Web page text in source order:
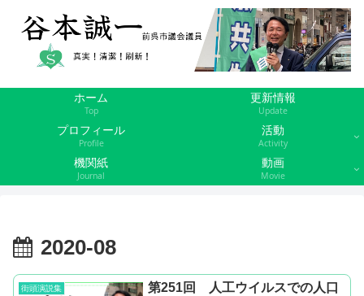
ホーム
Top
更新情報
Update
プロフィール
Profile
活動
Activity
機関紙
Journal
動画
Movie
2020-08
街頭演説集
第251回 人工ウイルスでの人口